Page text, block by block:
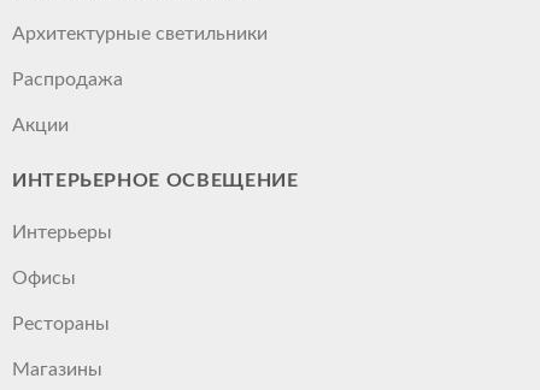
Архитектурные светильники
Распродажа
Акции
ИНТЕРЬЕРНОЕ ОСВЕЩЕНИЕ
Интерьеры
Офисы
Рестораны
Магазины